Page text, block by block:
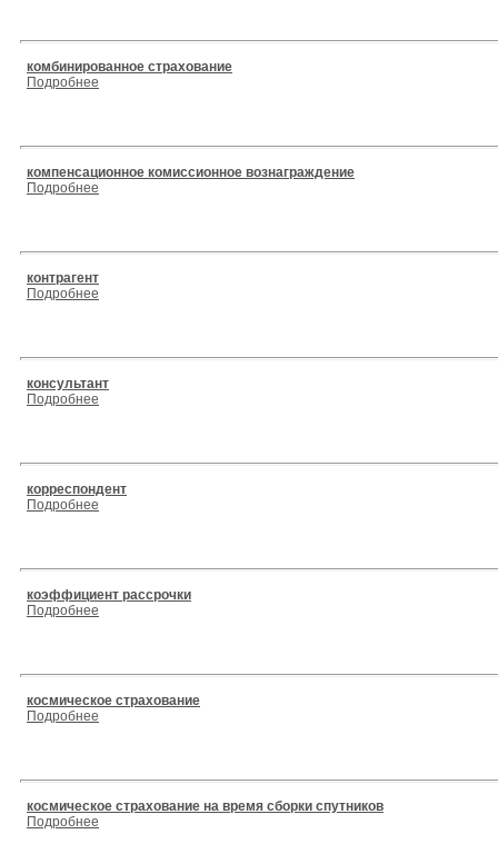
комбинированное страхование
Подробнее
компенсационное комиссионное вознаграждение
Подробнее
контрагент
Подробнее
консультант
Подробнее
корреспондент
Подробнее
коэффициент рассрочки
Подробнее
космическое страхование
Подробнее
космическое страхование на время сборки спутников
Подробнее